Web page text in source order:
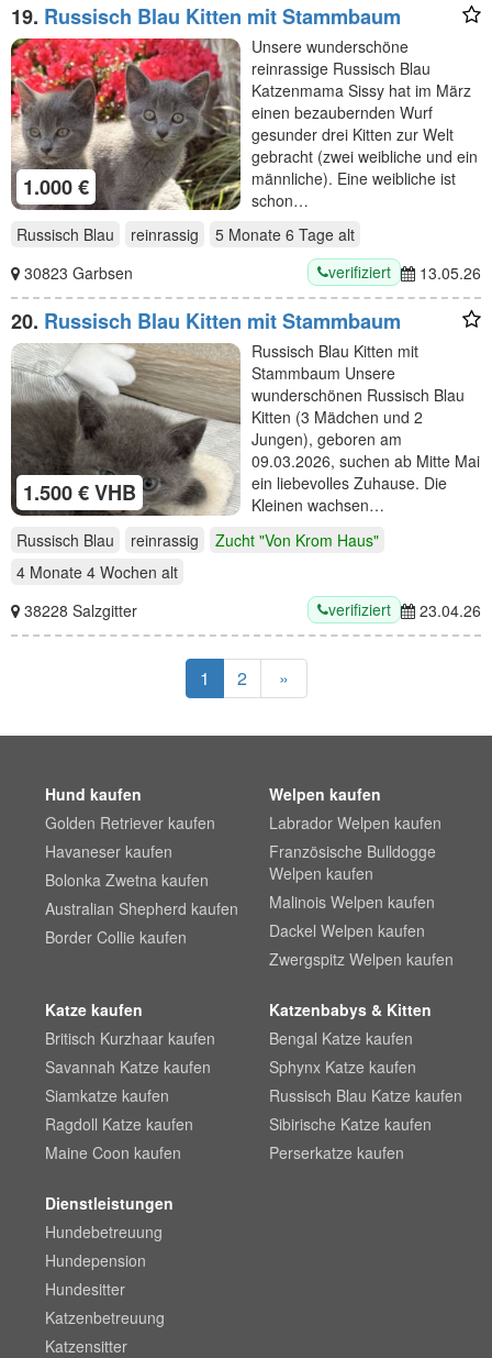
19. Russisch Blau Kitten mit Stammbaum
1.000 €
Unsere wunderschöne
reinrassige Russisch Blau
Katzenmama Sissy hat im März
einen bezaubernden Wurf
gesunder drei Kitten zur Welt
gebracht (zwei weibliche und ein
männliche). Eine weibliche ist
schon…
Russisch Blau
reinrassig 5 Monate 6 Tage alt
30823 Garbsen
verifiziert 13.05.26
20. Russisch Blau Kitten mit Stammbaum
1.500 € VHB
Russisch Blau Kitten mit
Stammbaum Unsere
wunderschönen Russisch Blau
Kitten (3 Mädchen und 2
Jungen), geboren am
09.03.2026, suchen ab Mitte Mai
ein liebevolles Zuhause. Die
Kleinen wachsen…
Russisch Blau
reinrassig
Zucht "Von Krom Haus"
4 Monate 4 Wochen alt
38228 Salzgitter
verifiziert 23.04.26
1 2 »
Hund kaufen
Golden Retriever kaufen
Havaneser kaufen
Bolonka Zwetna kaufen
Australian Shepherd kaufen
Border Collie kaufen
Welpen kaufen
Labrador Welpen kaufen
Französische Bulldogge
Welpen kaufen
Malinois Welpen kaufen
Dackel Welpen kaufen
Zwergspitz Welpen kaufen
Katze kaufen
Britisch Kurzhaar kaufen
Savannah Katze kaufen
Siamkatze kaufen
Ragdoll Katze kaufen
Maine Coon kaufen
Katzenbabys & Kitten
Bengal Katze kaufen
Sphynx Katze kaufen
Russisch Blau Katze kaufen
Sibirische Katze kaufen
Perserkatze kaufen
Dienstleistungen
Hundebetreuung
Hundepension
Hundesitter
Katzenbetreuung
Katzensitter